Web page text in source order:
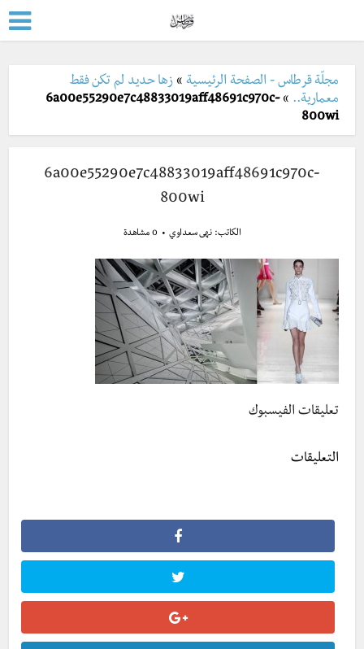
مجلّة قرطاس - الصفحة الرئيسية »زها حديد لم تكن فقط
معمارية.. »
6a00e55290e7c48833019aff48691c970c-
800wi
6a00e55290e7c48833019aff48691c970c-
800wi
الكاتب:نهى سعداوي 0 مشاهدة
تعليقات الفيسبوك
التعليقات